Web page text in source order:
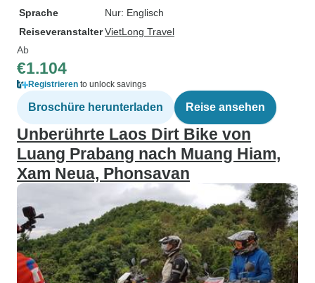
Sprache
Nur: Englisch
ReiseveranstalterVietLong Travel
Ab
€1.104
Registrieren to unlock savings
Broschüre herunterladen Reise ansehen
Unberührte Laos Dirt Bike von
Luang Prabang nach Muang Hiam,
Xam Neua, Phonsavan